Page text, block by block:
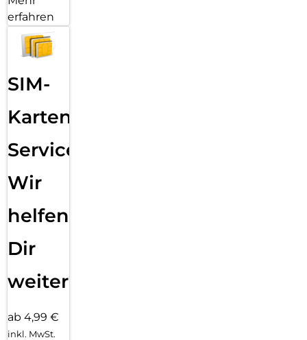
erfahren
SIM-
Karten
Service:
Wir
helfen
Dir
weiter
ab 4,99 €
inkl. MwSt.